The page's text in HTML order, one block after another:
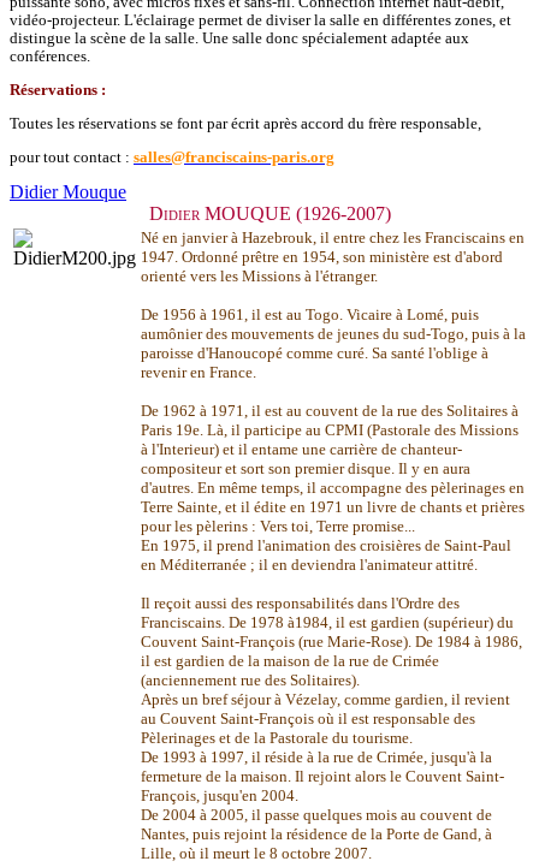
vidéo-projecteur. L'éclairage permet de diviser la salle en différentes zones, et
distingue la scène de la salle. Une salle donc spécialement adaptée aux
conférences.
Réservations :
Toutes les réservations se font par écrit après accord du frère responsable,
pour tout contact : salles@franciscains-paris.org
Didier Mouque
Didier MOUQUE (1926-2007)
Né en janvier à Hazebrouk, il entre chez les Franciscains en
1947. Ordonné prêtre en 1954, son ministère est d'abord
orienté vers les Missions à l'étranger.
De 1956 à 1961, il est au Togo. Vicaire à Lomé, puis
aumônier des mouvements de jeunes du sud-Togo, puis à la
paroisse d'Hanoucopé comme curé. Sa santé l'oblige à
revenir en France.
De 1962 à 1971, il est au couvent de la rue des Solitaires à
Paris 19e. Là, il participe au CPMI (Pastorale des Missions
à l'Interieur) et il entame une carrière de chanteur-
compositeur et sort son premier disque. Il y en aura
d'autres. En même temps, il accompagne des pèlerinages en
Terre Sainte, et il édite en 1971 un livre de chants et prières
pour les pèlerins : Vers toi, Terre promise...
En 1975, il prend l'animation des croisières de Saint-Paul
en Méditerranée ; il en deviendra l'animateur attitré.
Il reçoit aussi des responsabilités dans l'Ordre des
Franciscains. De 1978 à1984, il est gardien (supérieur) du
Couvent Saint-François (rue Marie-Rose). De 1984 à 1986,
il est gardien de la maison de la rue de Crimée
(anciennement rue des Solitaires).
Après un bref séjour à Vézelay, comme gardien, il revient
au Couvent Saint-François où il est responsable des
Pèlerinages et de la Pastorale du tourisme.
De 1993 à 1997, il réside à la rue de Crimée, jusqu'à la
fermeture de la maison. Il rejoint alors le Couvent Saint-
François, jusqu'en 2004.
De 2004 à 2005, il passe quelques mois au couvent de
Nantes, puis rejoint la résidence de la Porte de Gand, à
Lille, où il meurt le 8 octobre 2007.